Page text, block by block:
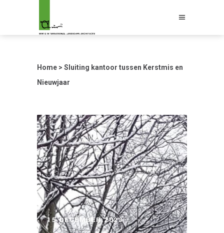
Home > Sluiting kantoor tussen Kerstmis en
Nieuwjaar
15 DECEMBER 2023